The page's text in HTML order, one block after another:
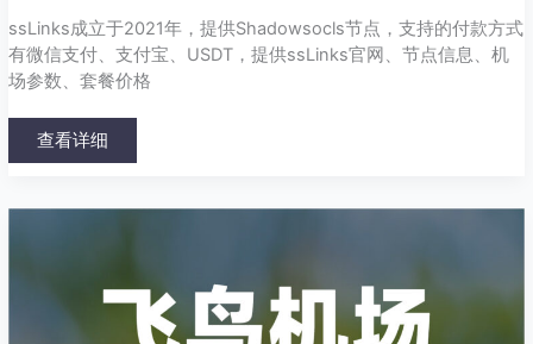
ssLinks成立于2021年，提供Shadowsocls节点，支持的付款方式
有微信支付、支付宝、USDT，提供ssLinks官网、节点信息、机
场参数、套餐价格
查看详细
飞